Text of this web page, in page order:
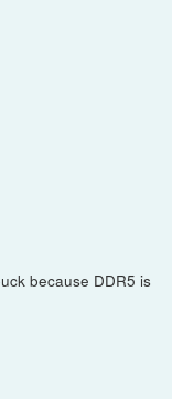
because DDR5 is